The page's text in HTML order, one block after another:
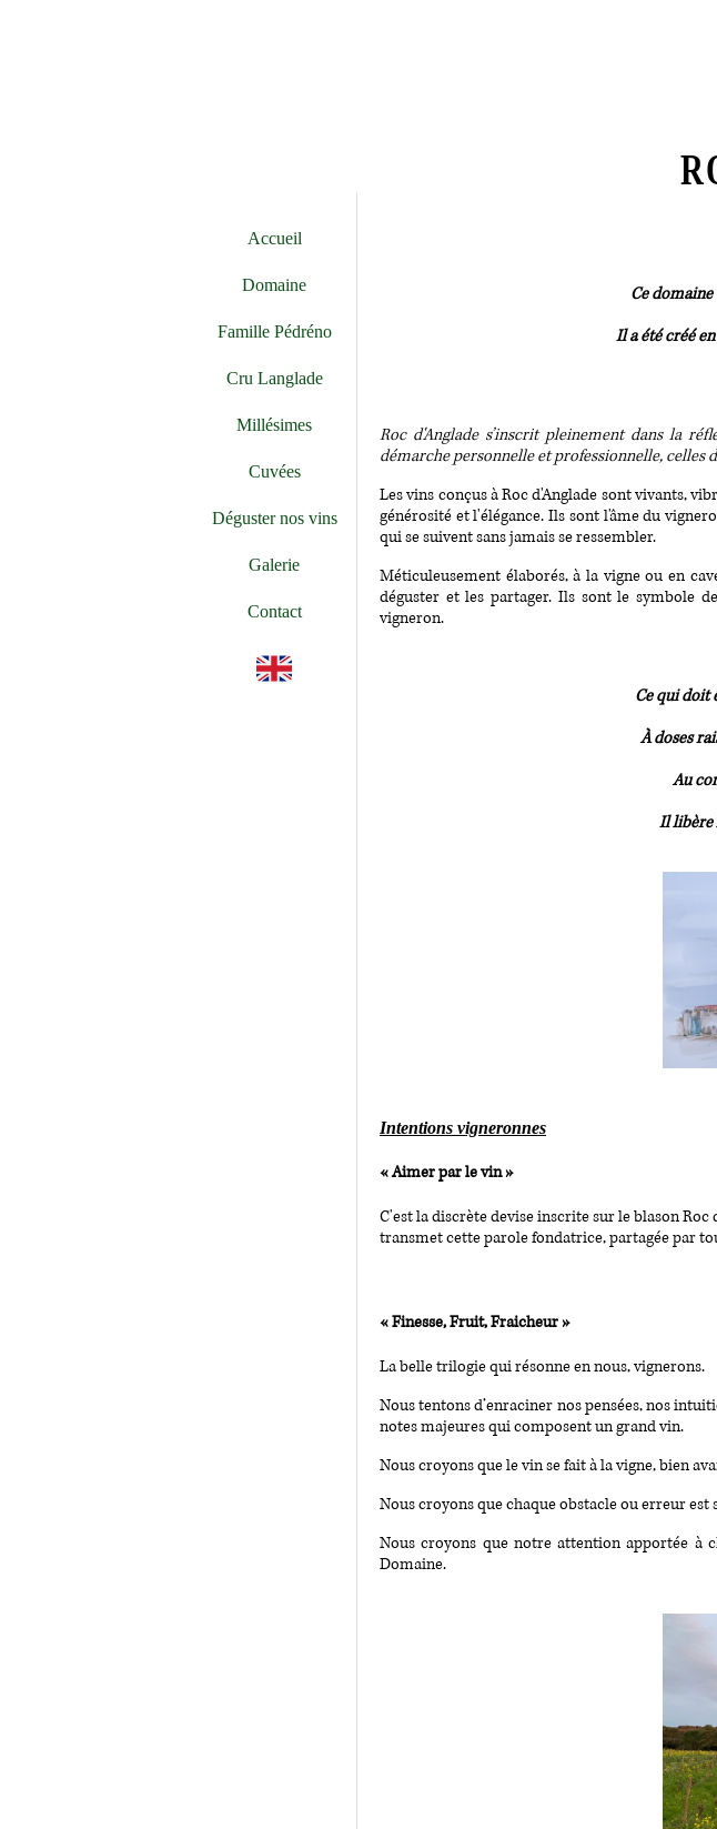
Accueil
Domaine
Famille Pédréno
Cru Langlade
Millésimes
Cuvées
Déguster nos vins
Galerie
Contact
🇬🇧
Ce
Il a été créé
Roc d'Anglade s’inscrit pleinement dans la
démarche personnelle et professionnelle, celles
Les vins conçus à Roc d'Anglade sont vivants,
générosité et l'élégance. Ils sont l'âme du
qui se suivent sans jamais se ressembler.
Méticuleusement élaborés, à la vigne ou en
déguster et les partager. Ils sont le symbole
vigneron.
Ce qui doit
À doses
Au
Il libère
Intentions vigneronnes
« Aimer par le vin »
C'est la discrète devise inscrite sur le blason
transmet cette parole fondatrice, partagée par
« Finesse, Fruit, Fraicheur »
La belle trilogie qui résonne en nous, vignerons.
Nous tentons d’enraciner nos pensées, nos
notes majeures qui composent un grand vin.
Nous croyons que le vin se fait à la vigne, bien
Nous croyons que chaque obstacle ou erreur
Nous croyons que notre attention apportée à
Domaine.